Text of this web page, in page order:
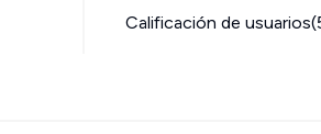
Calificación de